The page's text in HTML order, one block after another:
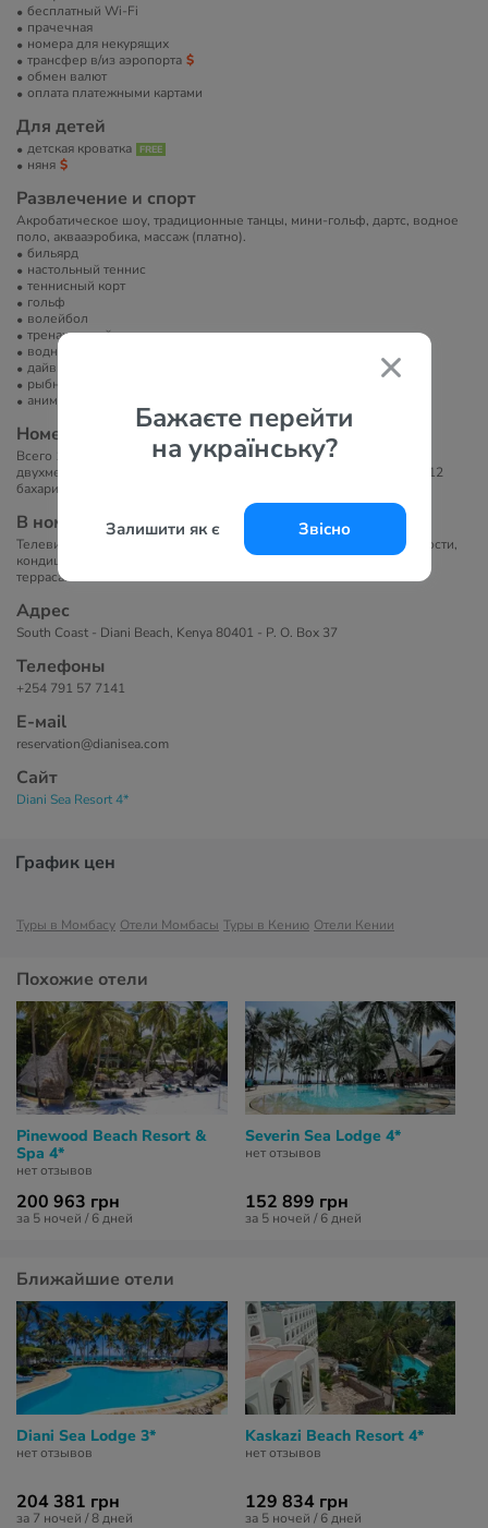
Бажаєте перейти
на українську?
Залишити як є Звісно
бесплатный Wi-Fi
прачечная
номера для некурящих
трансфер в/из аэропорта
обмен валют
оплата платежными картами
Для детей
детская кроватка
няня
Развлечение и спорт
Акробатическое шоу, традиционные танцы, мини-гольф, дартс, водное
поло, аквааэробика, массаж (платно).
бильярд
настольный теннис
теннисный корт
гольф
волейбол
тренажерный зал
водные развлечения
дайвинг
рыбная ловля
анимация
Номера
Всего 170 номеров: двухместные номера Bahari: 32, улучшенные
двухместные номера: 112, семейные номера: 24 (12 улучшенных, 12
бахари), Ocean Suites: 2.
В номерах
Телевизор, ванна/душ, фен, туалетно-косметические принадлежности,
кондиционер, сейф, бесплатный Wi-Fi, чайник/кофеварка, балкон/
терраса.
Адрес
South Coast - Diani Beach, Kenya 80401 - P. O. Box 37
Телефоны
+254 791 57 7141
Е-маil
reservation@dianisea.com
Сайт
Diani Sea Resort 4*
График цен
Туры в Момбасу Отели Момбасы Туры в Кению Отели Кении
Похожие отели
Pinewood Beach Resort &
Spa 4*
нет отзывов
200 963 грн
за 5 ночей / 6 дней
Severin Sea Lodge 4*
нет отзывов
152 899 грн
за 5 ночей / 6 дней
Ближайшие отели
Diani Sea Lodge 3*
нет отзывов
204 381 грн
за 7 ночей / 8 дней
Kaskazi Beach Resort 4*
нет отзывов
129 834 грн
за 5 ночей / 6 дней